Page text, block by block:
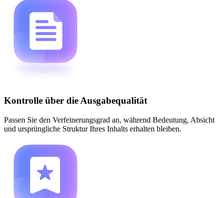
Kontrolle über die Ausgabequalität
Passen Sie den Verfeinerungsgrad an, während Bedeutung, Absicht
und ursprüngliche Struktur Ihres Inhalts erhalten bleiben.